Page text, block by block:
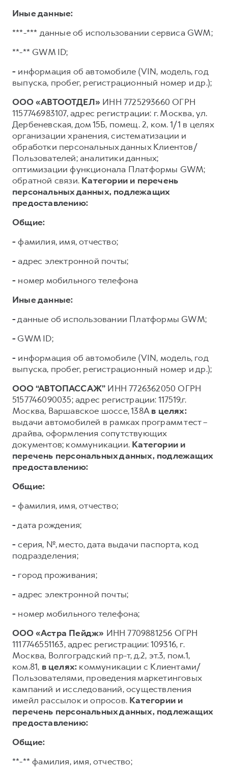
Иные данные:
***-*** данные об использовании сервиса GWM;
**-** GWM ID;
- информация об автомобиле (VIN, модель, год
выпуска, пробег, регистрационный номер и др.);
ООО «АВТООТДЕЛ» ИНН 7725293660 ОГРН
1157746983107, адрес регистрации: г. Москва, ул.
Дербеневская, дом 15Б, помещ. 2, ком. 1/1 в целях
организации хранения, систематизации и
обработки персональных данных Клиентов/
Пользователей; аналитики данных;
оптимизации функционала Платформы GWM;
обратной связи. Категории и перечень
персональных данных, подлежащих
предоставлению:
Общие:
- фамилия, имя, отчество;
- адрес электронной почты;
- номер мобильного телефона
Иные данные:
-данные об использовании Платформы GWM;
- GWM ID;
- информация об автомобиле (VIN, модель, год
выпуска, пробег, регистрационный номер и др.);
ООО “АВТОПАССАЖ” ИНН 7726362050 ОГРН
5157746090035; адрес регистрации: 117519,г.
Москва, Варшавское шоссе, 138Ав целях:
выдачи автомобилей в рамках программ тест –
драйва, оформления сопутствующих
документов; коммуникации. Категории и
перечень персональных данных, подлежащих
предоставлению:
Общие:
- фамилия, имя, отчество;
-дата рождения;
- серия, №, место, дата выдачи паспорта, код
подразделения;
- город проживания;
- адрес электронной почты;
- номер мобильного телефона;
ООО «Астра Пейдж» ИНН 7709881256 ОГРН
1117746551163, адрес регистрации: 109316, г.
Москва, Волгоградский пр-т, д.2, эт.3, пом.1,
ком.81, в целях: коммуникации с Клиентами/
Пользователями, проведения маркетинговых
кампаний и исследований, осуществления
имейл рассылок и опросов. Категории и
перечень персональных данных, подлежащих
предоставлению:
Общие:
**-** фамилия, имя, отчество;